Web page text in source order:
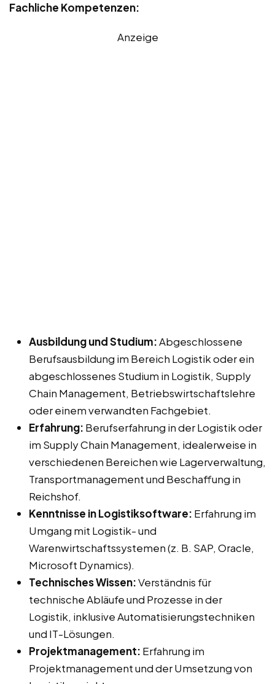
Fachliche Kompetenzen:
Anzeige
Ausbildung und Studium:Abgeschlossene
Berufsausbildung im Bereich Logistik oder ein
abgeschlossenes Studium in Logistik, Supply
Chain Management, Betriebswirtschaftslehre
oder einem verwandten Fachgebiet.
Erfahrung: Berufserfahrung in der Logistik oder
im Supply Chain Management, idealerweise in
verschiedenen Bereichen wie Lagerverwaltung,
Transportmanagement und Beschaffung in
Reichshof.
Kenntnisse in Logistiksoftware: Erfahrung im
Umgang mit Logistik- und
Warenwirtschaftssystemen (z. B. SAP, Oracle,
Microsoft Dynamics).
Technisches Wissen:Verständnis für
technische Abläufe und Prozesse in der
Logistik, inklusive Automatisierungstechniken
und IT-Lösungen.
Projektmanagement: Erfahrung im
Projektmanagement und der Umsetzung von